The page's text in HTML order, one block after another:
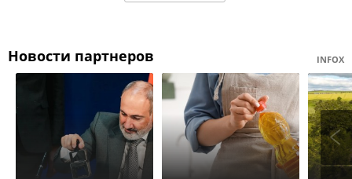
Новости партнеров INFOX